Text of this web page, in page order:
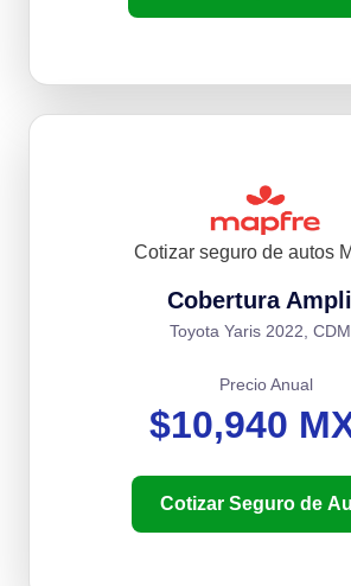
Cotizar seguro de autos
Cobertura
Toyota Yaris 2022,
Precio Anual
$10,940
Cotizar Seguro de